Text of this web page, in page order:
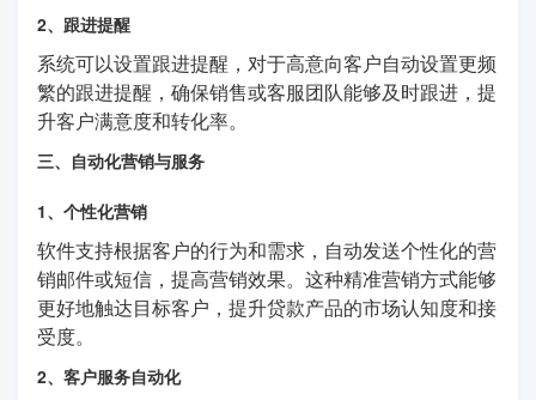
2、跟进提醒
系统可以设置跟进提醒，对于高意向客户自动设置更频
繁的跟进提醒，确保销售或客服团队能够及时跟进，提
升客户满意度和转化率。
三、自动化营销与服务
1、个性化营销
软件支持根据客户的行为和需求，自动发送个性化的营
销邮件或短信，提高营销效果。这种精准营销方式能够
更好地触达目标客户，提升贷款产品的市场认知度和接
受度。
2、客户服务自动化